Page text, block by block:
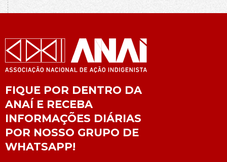
FIQUE POR DENTRO DA
ANAÍ E RECEBA
INFORMAÇÕES DIÁRIAS
POR NOSSO GRUPO DE
WHATSAPP!